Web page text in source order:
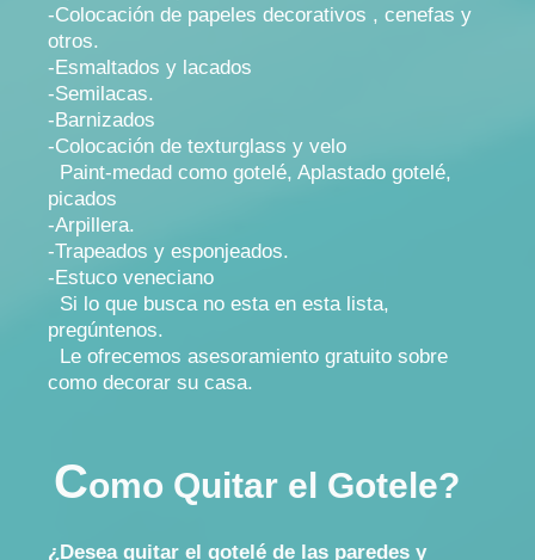
-Colocación de papeles decorativos , cenefas y
otros.
-Esmaltados y lacados
-Semilacas.
-Barnizados
-Colocación de texturglass y velo
Paint-medad como gotelé, Aplastado gotelé,
picados
-Arpillera.
-Trapeados y esponjeados.
-Estuco veneciano
Si lo que busca no esta en esta lista,
pregúntenos.
Le ofrecemos asesoramiento gratuito sobre
como decorar su casa.
Como Quitar el Gotele?
¿Desea quitar el gotelé de las paredes y